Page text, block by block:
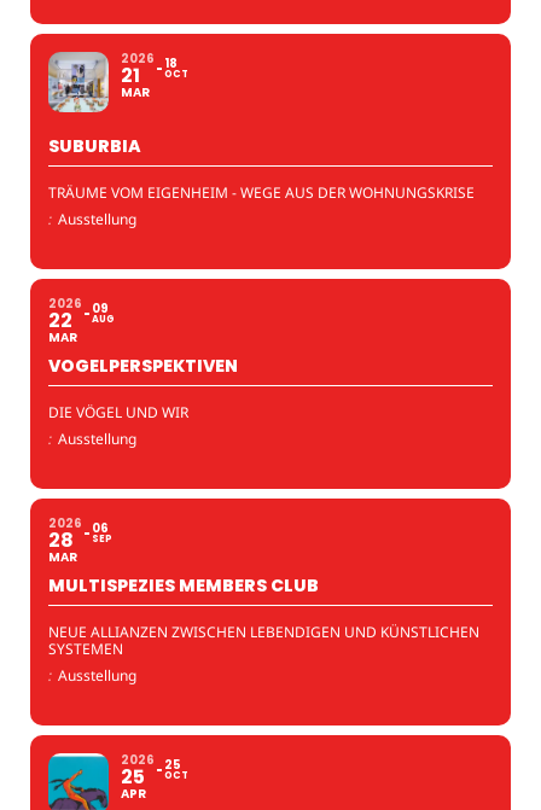
2026
21
MAR
18
OCT
SUBURBIA
TRÄUME VOM EIGENHEIM - WEGE AUS DER WOHNUNGSKRISE
: Ausstellung
2026
22
MAR
09
AUG
VOGELPERSPEKTIVEN
DIE VÖGEL UND WIR
: Ausstellung
2026
28
MAR
06
SEP
MULTISPEZIES MEMBERS CLUB
NEUE ALLIANZEN ZWISCHEN LEBENDIGEN UND KÜNSTLICHEN
SYSTEMEN
: Ausstellung
2026
25
APR
25
OCT